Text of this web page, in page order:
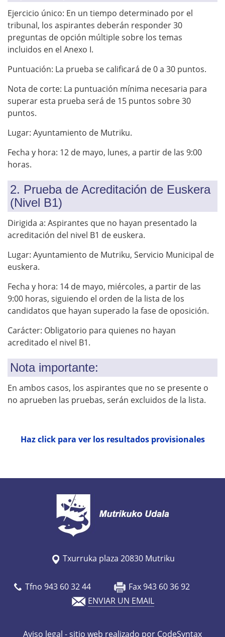
Ejercicio único: En un tiempo determinado por el
tribunal, los aspirantes deberán responder 30
preguntas de opción múltiple sobre los temas
incluidos en el Anexo I.
Puntuación: La prueba se calificará de 0 a 30 puntos.
Nota de corte: La puntuación mínima necesaria para
superar esta prueba será de 15 puntos sobre 30
puntos.
Lugar: Ayuntamiento de Mutriku.
Fecha y hora: 12 de mayo, lunes, a partir de las 9:00
horas.
2. Prueba de Acreditación de Euskera
(Nivel B1)
Dirigida a: Aspirantes que no hayan presentado la
acreditación del nivel B1 de euskera.
Lugar: Ayuntamiento de Mutriku, Servicio Municipal de
euskera.
Fecha y hora: 14 de mayo, miércoles, a partir de las
9:00 horas, siguiendo el orden de la lista de los
candidatos que hayan superado la fase de oposición.
Carácter: Obligatorio para quienes no hayan
acreditado el nivel B1.
Nota importante:
En ambos casos, los aspirantes que no se presente o
no aprueben las pruebas, serán excluidos de la lista.
Haz click para ver los resultados provisionales
Txurruka plaza 20830 Mutriku
Tfno 943 60 32 44
Fax 943 60 36 92
ENVIAR UN EMAIL
Aviso legal - sitio web realizado por CodeSyntax